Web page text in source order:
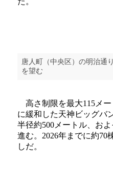
唐人町（中央区）の明治通
を望む
高さ制限を最大115メー
に緩和した天神ビッグバ
半径約500メートル、お
進む。2026年までに約70
しだ。